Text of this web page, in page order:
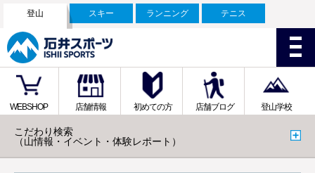
登山 スキー ランニング テニス
WEBSHOP 店舗情報 初めての方 店舗ブログ 登山学校
こだわり検索
（山情報・イベント・体験レポート）